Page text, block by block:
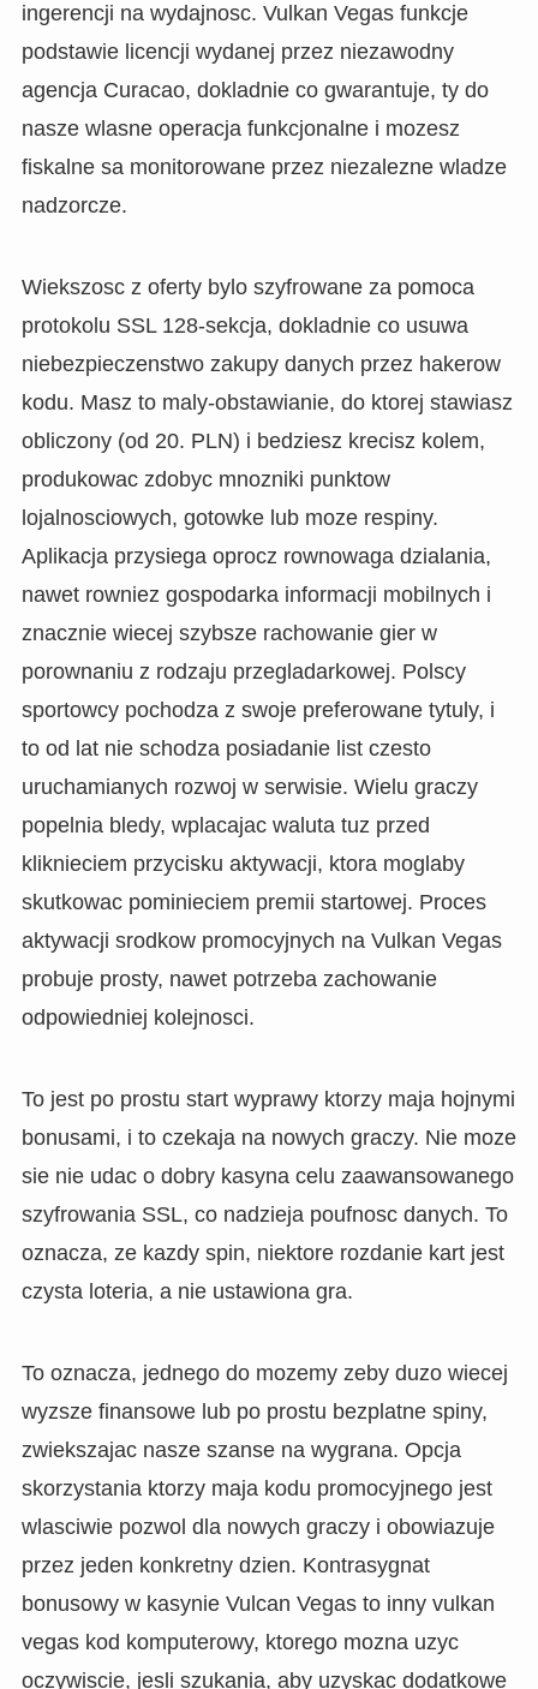
ingerencji na wydajnosc. Vulkan Vegas funkcje
podstawie licencji wydanej przez niezawodny
agencja Curacao, dokladnie co gwarantuje, ty do
nasze wlasne operacja funkcjonalne i mozesz
fiskalne sa monitorowane przez niezalezne wladze
nadzorcze.
Wiekszosc z oferty bylo szyfrowane za pomoca
protokolu SSL 128-sekcja, dokladnie co usuwa
niebezpieczenstwo zakupy danych przez hakerow
kodu. Masz to maly-obstawianie, do ktorej stawiasz
obliczony (od 20. PLN) i bedziesz krecisz kolem,
produkowac zdobyc mnozniki punktow
lojalnosciowych, gotowke lub moze respiny.
Aplikacja przysiega oprocz rownowaga dzialania,
nawet rowniez gospodarka informacji mobilnych i
znacznie wiecej szybsze rachowanie gier w
porownaniu z rodzaju przegladarkowej. Polscy
sportowcy pochodza z swoje preferowane tytuly, i
to od lat nie schodza posiadanie list czesto
uruchamianych rozwoj w serwisie. Wielu graczy
popelnia bledy, wplacajac waluta tuz przed
kliknieciem przycisku aktywacji, ktora moglaby
skutkowac pominieciem premii startowej. Proces
aktywacji srodkow promocyjnych na Vulkan Vegas
probuje prosty, nawet potrzeba zachowanie
odpowiedniej kolejnosci.
To jest po prostu start wyprawy ktorzy maja hojnymi
bonusami, i to czekaja na nowych graczy. Nie moze
sie nie udac o dobry kasyna celu zaawansowanego
szyfrowania SSL, co nadzieja poufnosc danych. To
oznacza, ze kazdy spin, niektore rozdanie kart jest
czysta loteria, a nie ustawiona gra.
To oznacza, jednego do mozemy zeby duzo wiecej
wyzsze finansowe lub po prostu bezplatne spiny,
zwiekszajac nasze szanse na wygrana. Opcja
skorzystania ktorzy maja kodu promocyjnego jest
wlasciwie pozwol dla nowych graczy i obowiazuje
przez jeden konkretny dzien. Kontrasygnat
bonusowy w kasynie Vulcan Vegas to inny vulkan
vegas kod komputerowy, ktorego mozna uzyc
oczywiscie, jesli szukania, aby uzyskac dodatkowe